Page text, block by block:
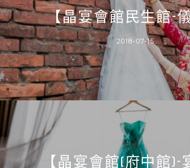
【晶宴會館民生館-
2018-07-15
【晶宴會館(府中館)-